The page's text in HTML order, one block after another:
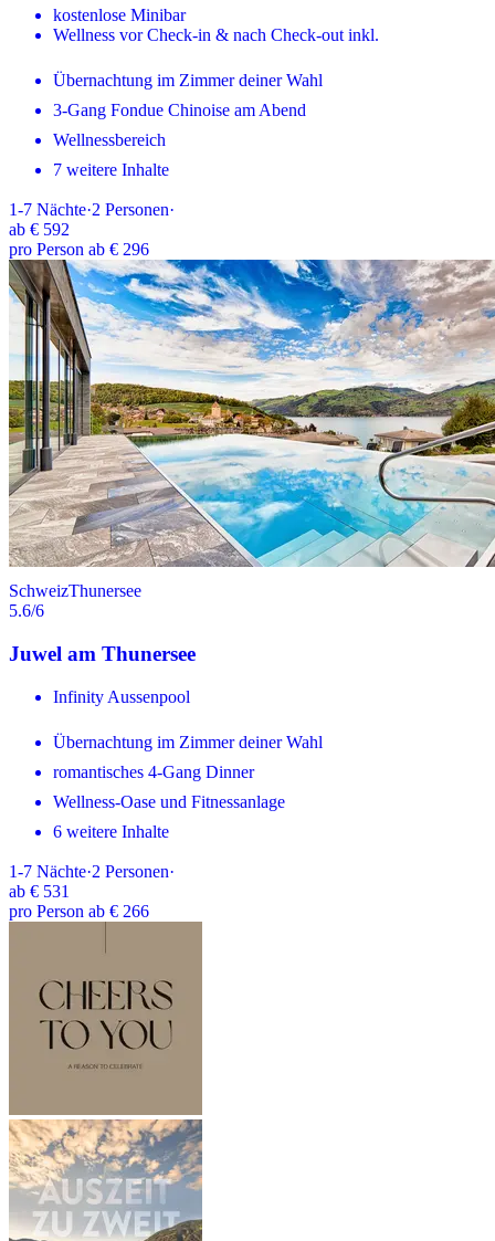
kostenlose Minibar
Wellness vor Check-in & nach Check-out inkl.
Übernachtung im Zimmer deiner Wahl
3-Gang Fondue Chinoise am Abend
Wellnessbereich
7 weitere Inhalte
1-7 Nächte·2 Personen·
ab € 592
pro Person ab € 296
SchweizThunersee
5.6/6
Juwel am Thunersee
Infinity Aussenpool
Übernachtung im Zimmer deiner Wahl
romantisches 4-Gang Dinner
Wellness-Oase und Fitnessanlage
6 weitere Inhalte
1-7 Nächte·2 Personen·
ab € 531
pro Person ab € 266